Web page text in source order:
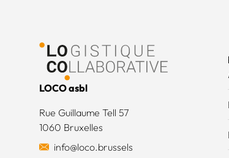
LOCO asbl
Rue Guillaume Tell 57
1060 Bruxelles
info@loco.brussels